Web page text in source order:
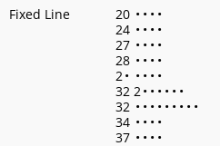
Fixed Line
20 • • • •
24 • • • •
27 • • • •
28 • • • •
2• • • • •
32 2• • • • • •
32 • • • • • • • • •
34 • • • •
37 • • • •